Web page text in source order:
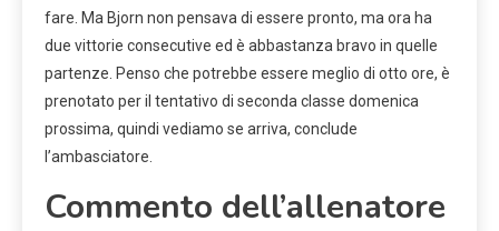
fare. Ma Bjorn non pensava di essere pronto, ma ora ha
due vittorie consecutive ed è abbastanza bravo in quelle
partenze. Penso che potrebbe essere meglio di otto ore, è
prenotato per il tentativo di seconda classe domenica
prossima, quindi vediamo se arriva, conclude
l’ambasciatore.
Commento dell’allenatore